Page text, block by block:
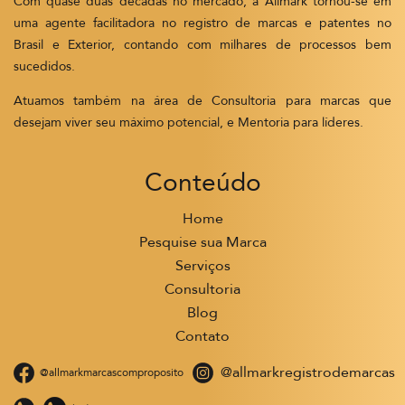
uma agente facilitadora no registro de marcas e patentes no
Brasil e Exterior, contando com milhares de processos bem
sucedidos.
Atuamos também na área de Consultoria para marcas que
desejam viver seu máximo potencial, e Mentoria para líderes.
Conteúdo
Home
Pesquise sua Marca
Serviços
Consultoria
Blog
Contato
@allmarkmarcascomproposito @allmarkregistrodemarcas